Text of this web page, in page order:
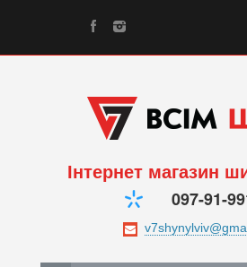
Інтернет магазин
097-91-